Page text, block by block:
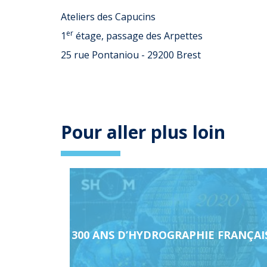
Ateliers des Capucins
1 er étage, passage des Arpettes
25 rue Pontaniou - 29200 Brest
Pour aller plus loin
300 ANS D’HYDROGRAPHIE